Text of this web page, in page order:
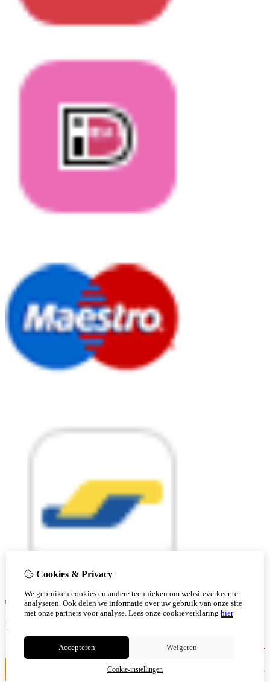
© Copyright 2026 |
Cookies & Privacy
We gebruiken cookies en andere technieken om websiteverkeer te
analyseren. Ook delen we informatie over uw gebruik van onze site
met onze partners voor analyse. Lees onze cookieverklaring hier
Accepteren Weigeren
Cookie-instellingen
Ben je 18 of ouder?